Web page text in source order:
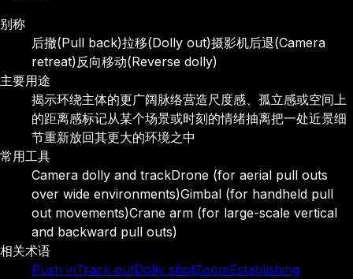
别称
后撤(Pull back)拉移(Dolly out)摄影机后退(Camera
retreat)反向移动(Reverse dolly)
主要用途
揭示环绕主体的更广阔脉络营造尺度感、孤立感或空间上
的距离感标记从某个场景或时刻的情绪抽离把一处近景细
节重新放回其更大的环境之中
常用工具
Camera dolly and trackDrone (for aerial pull outs
over wide environments)Gimbal (for handheld pull
out movements)Crane arm (for large-scale vertical
and backward pull outs)
相关术语
Push inTrack outDolly shotZoomEstablishing